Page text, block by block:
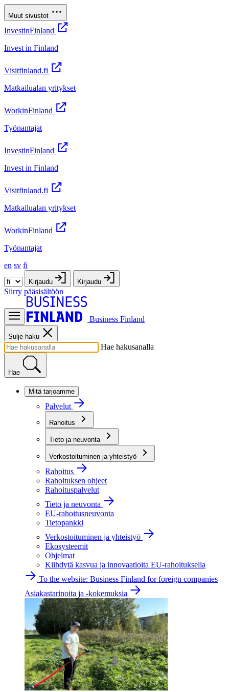
Muut sivustot
InvestinFinland
Invest in Finland
Visitfinland.fi
Matkailualan yritykset
WorkinFinland
Työnantajat
InvestinFinland
Invest in Finland
Visitfinland.fi
Matkailualan yritykset
WorkinFinland
Työnantajat
en sv fi
Kirjaudu Kirjaudu
Siirry pääsisältöön
Business Finland
Sulje haku
Hae hakusanalla
Hae
Mitä tarjoamme
Palvelut
Rahoitus
Tieto ja neuvonta
Verkostoituminen ja yhteistyö
Rahoitus
Rahoituksen ohjeet
Rahoituspalvelut
Tieto ja neuvonta
EU-rahoitusneuvonta
Tietopankki
Verkostoituminen ja yhteistyö
Ekosysteemit
Ohjelmat
Kiihdytä kasvua ja innovaatioita EU-rahoituksella
To the website: Business Finland for foreign companies
Asiakastarinoita ja -kokemuksia